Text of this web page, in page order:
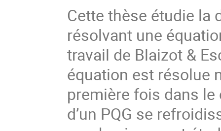
Cette thèse étudie la
résolvant une
travail de Blaizot &
équation est résolue
première fois dans le
d’un PQG se